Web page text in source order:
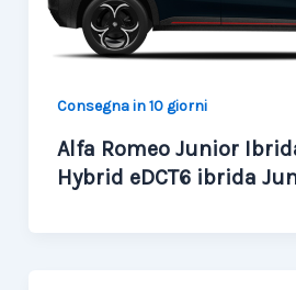
Consegna in 10 giorni
Alfa Romeo Junior Ibrida
Hybrid eDCT6 ibrida